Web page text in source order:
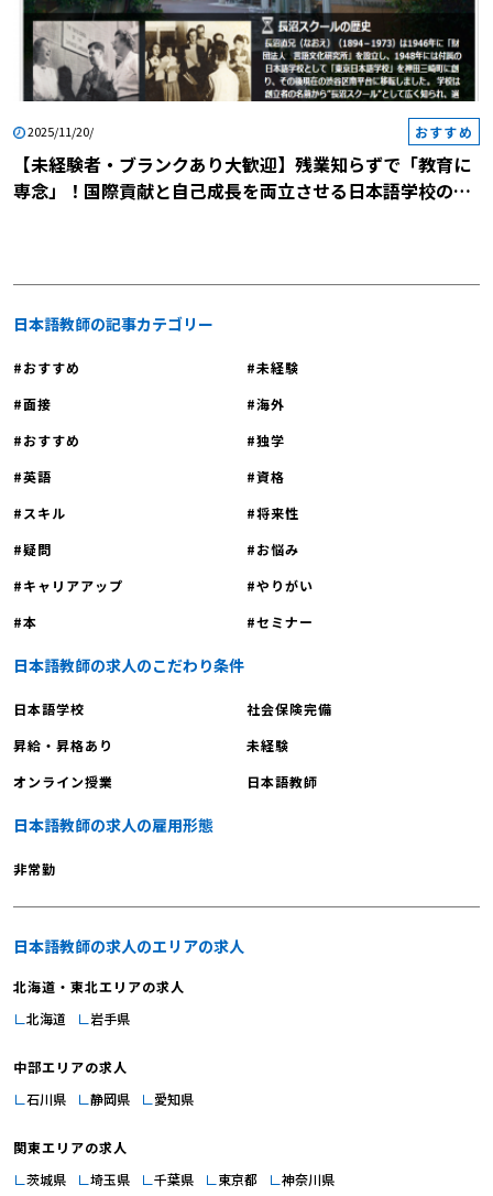
2025/11/20/ おすすめ
【未経験者・ブランクあり大歓迎】残業知らずで「教育に
専念」！国際貢献と自己成長を両立させる日本語学校の説
日本語教師の記事カテゴリー
おすすめ
未経験
面接
海外
おすすめ
独学
英語
資格
スキル
将来性
疑問
お悩み
キャリアアップ
やりがい
本
セミナー
日本語教師の求人のこだわり条件
日本語学校
社会保険完備
昇給・昇格あり
未経験
オンライン授業
日本語教師
日本語教師の求人の雇用形態
非常勤
日本語教師の求人のエリアの求人
北海道・東北エリアの求人
北海道
岩手県
中部エリアの求人
石川県
静岡県 愛知県
関東エリアの求人
茨城県
埼玉県 千葉県 東京都 神奈川県